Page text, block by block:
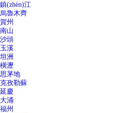
鎮(zhèn)江
烏魯木齊
賀州
南山
沙頭
玉溪
坦洲
橫瀝
思茅地
克孜勒蘇
延慶
大涌
福州